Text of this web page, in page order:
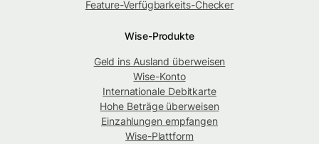
Feature-Verfügbarkeits-Checker
Wise-Produkte
Geld ins Ausland überweisen
Wise-Konto
Internationale Debitkarte
Hohe Beträge überweisen
Einzahlungen empfangen
Wise-Plattform